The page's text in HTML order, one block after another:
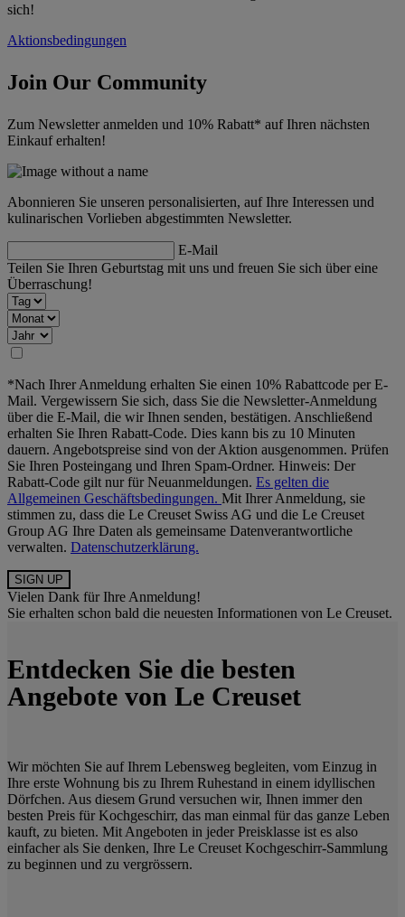
sich!
Aktionsbedingungen
Join Our Community
Zum Newsletter anmelden und 10% Rabatt* auf Ihren nächsten
Einkauf erhalten!
Abonnieren Sie unseren personalisierten, auf Ihre Interessen und
kulinarischen Vorlieben abgestimmten Newsletter.
E-Mail
Teilen Sie Ihren Geburtstag mit uns und freuen Sie sich über eine
Überraschung!
*Nach Ihrer Anmeldung erhalten Sie einen 10% Rabattcode per E-
Mail. Vergewissern Sie sich, dass Sie die Newsletter-Anmeldung
über die E-Mail, die wir Ihnen senden, bestätigen. Anschließend
erhalten Sie Ihren Rabatt-Code. Dies kann bis zu 10 Minuten
dauern. Angebotspreise sind von der Aktion ausgenommen. Prüfen
Sie Ihren Posteingang und Ihren Spam-Ordner. Hinweis: Der
Rabatt-Code gilt nur für Neuanmeldungen. Es gelten die
Allgemeinen Geschäftsbedingungen. Mit Ihrer Anmeldung, sie
stimmen zu, dass die Le Creuset Swiss AG und die Le Creuset
Group AG Ihre Daten als gemeinsame Datenverantwortliche
verwalten. Datenschutzerklärung.
Vielen Dank für Ihre Anmeldung!
Sie erhalten schon bald die neuesten Informationen von Le Creuset.
Entdecken Sie die besten
Angebote von Le Creuset
Wir möchten Sie auf Ihrem Lebensweg begleiten, vom Einzug in
Ihre erste Wohnung bis zu Ihrem Ruhestand in einem idyllischen
Dörfchen. Aus diesem Grund versuchen wir, Ihnen immer den
besten Preis für Kochgeschirr, das man einmal für das ganze Leben
kauft, zu bieten. Mit Angeboten in jeder Preisklasse ist es also
einfacher als Sie denken, Ihre Le Creuset Kochgeschirr-Sammlung
zu beginnen und zu vergrössern.